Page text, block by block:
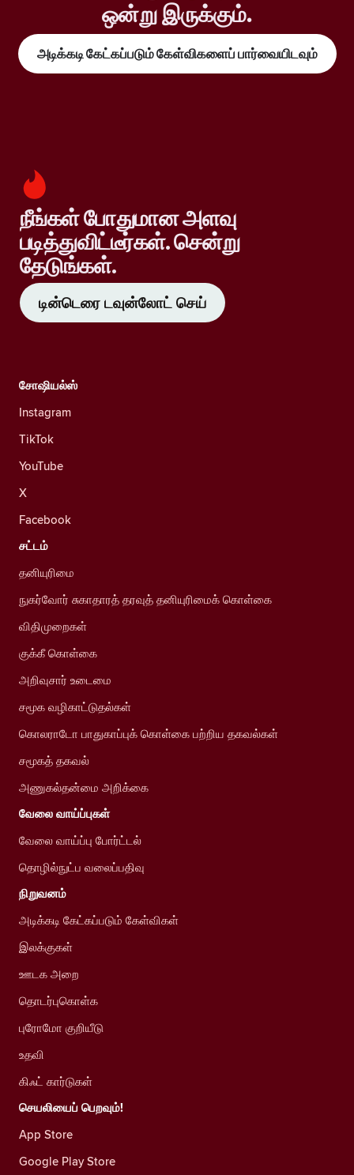
ஒன்று இருக்கும்.
அடிக்கடி கேட்கப்படும் கேள்விகளைப் பார்வையிடவும்
நீங்கள் போதுமான அளவு
படித்துவிட்டீர்கள். சென்று
தேடுங்கள்.
டின்டெரை டவுன்லோட் செய்
சோஷியல்ஸ்
Instagram
TikTok
YouTube
X
Facebook
சட்டம்
தனியுரிமை
நுகர்வோர் சுகாதாரத் தரவுத் தனியுரிமைக் கொள்கை
விதிமுறைகள்
குக்கீ கொள்கை
அறிவுசார் உடைமை
சமூக வழிகாட்டுதல்கள்
கொலராடோ பாதுகாப்புக் கொள்கை பற்றிய தகவல்கள்
சமூகத் தகவல்
அணுகல்தன்மை அறிக்கை
வேலை வாய்ப்புகள்
வேலை வாய்ப்பு போர்ட்டல்
தொழில்நுட்ப வலைப்பதிவு
நிறுவனம்
அடிக்கடி கேட்கப்படும் கேள்விகள்
இலக்குகள்
ஊடக அறை
தொடர்புகொள்க
புரோமோ குறியீடு
உதவி
கிஃட் கார்டுகள்
செயலியைப் பெறவும்!
App Store
Google Play Store